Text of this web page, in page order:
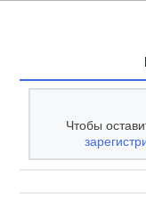
Чтобы